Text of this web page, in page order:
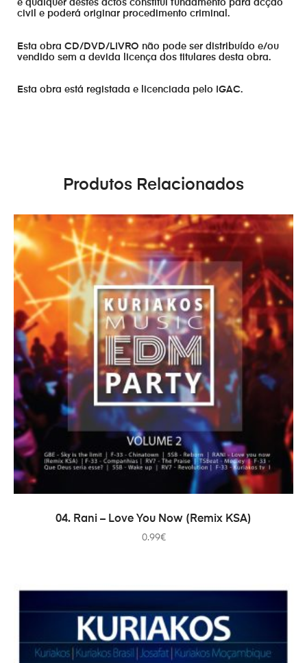
e qualquer destes actos constitui fundamento para acção
civil e poderá originar procedimento criminal.
Esta obra CD/DVD/LIVRO não pode ser distribuído e/ou
vendido sem a devida licença dos titulares desta obra.
Esta obra está registada e licenciada pelo IGAC.
Produtos Relacionados
ADICIONAR
04. Rani – Love You Now (Remix KSA)
0.99€